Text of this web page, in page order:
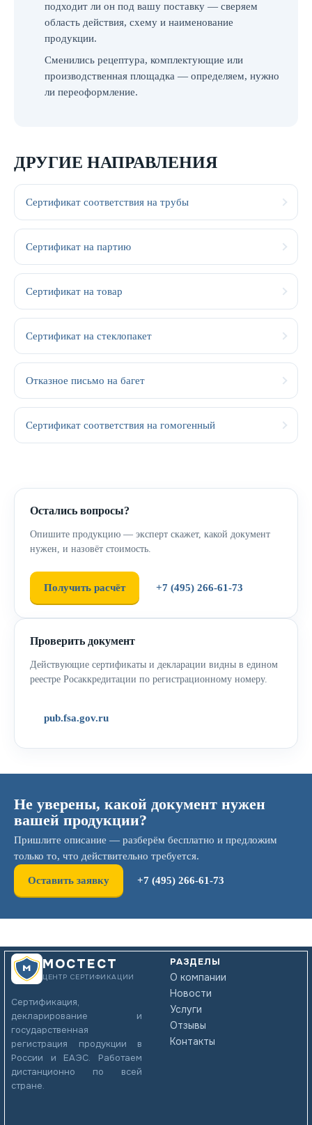
подходит ли он под вашу поставку — сверяем
область действия, схему и наименование
продукции.
Сменились рецептура, комплектующие или
производственная площадка — определяем, нужно
ли переоформление.
ДРУГИЕ НАПРАВЛЕНИЯ
Сертификат соответствия на трубы
Сертификат на партию
Сертификат на товар
Сертификат на стеклопакет
Отказное письмо на багет
Сертификат соответствия на гомогенный
Остались вопросы?
Опишите продукцию — эксперт скажет, какой документ
нужен, и назовёт стоимость.
Получить расчёт +7 (495) 266-61-73
Проверить документ
Действующие сертификаты и декларации видны в едином
реестре Росаккредитации по регистрационному номеру.
pub.fsa.gov.ru
Не уверены, какой документ нужен
вашей продукции?
Пришлите описание — разберём бесплатно и предложим
только то, что действительно требуется.
Оставить заявку +7 (495) 266-61-73
МОСТЕСТ
ЦЕНТР СЕРТИФИКАЦИИ
Сертификация,
декларирование и
государственная
регистрация продукции в
России и ЕАЭС. Работаем
дистанционно по всей
стране.
РАЗДЕЛЫ
О компании
Новости
Услуги
Отзывы
Контакты